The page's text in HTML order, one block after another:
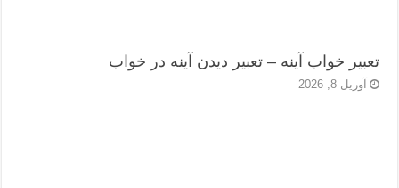
تعبیر خواب آینه – تعبیر دیدن آینه در خواب
آوریل 8, 2026